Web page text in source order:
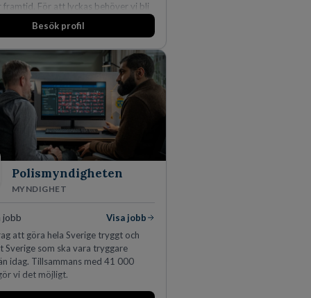
framtid. För att lyckas behöver vi bli
som vill göra skillnad.
Besök profil
Polismyndigheten
MYNDIGHET
jobb
Visa jobb
att göra hela Sverige tryggt och
Sverige som ska vara tryggare
idag. Tillsammans med 41 000
vi det möjligt.